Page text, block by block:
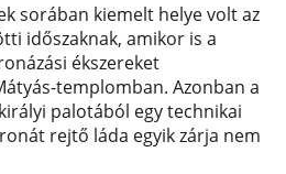
sorában kiemelt helye volt az
időszaknak, amikor is a
ékszereket
templomban. Azonban a
palotából egy technikai
rejtő láda egyik zárja nem